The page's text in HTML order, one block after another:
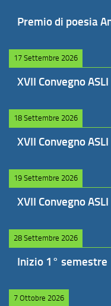
Premio di poesia
17 Settembre 2026
XVII Convegno ASLI
18 Settembre 2026
XVII Convegno ASLI
19 Settembre 2026
XVII Convegno ASLI
28 Settembre 2026
Inizio 1° semestre
7 Ottobre 2026